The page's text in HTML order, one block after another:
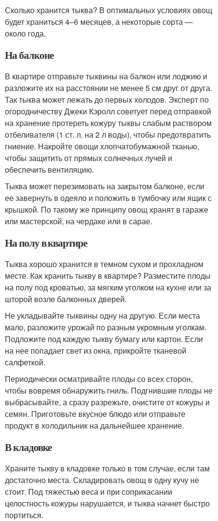
Сколько хранится тыква? В оптимальных условиях овощ
будет храниться 4–6 месяцев, а некоторые сорта —
около года.
На балконе
В квартире отправьте тыквины на балкон или лоджию и
разложите их на расстоянии не менее 5 см друг от друга.
Так тыква может лежать до первых холодов. Эксперт по
огородничеству Джеки Кэролл советует перед отправкой
на хранение протереть кожуру тыквы слабым раствором
отбеливателя (1 ст. л. на 2 л воды), чтобы предотвратить
гниение. Накройте овощи хлопчатобумажной тканью,
чтобы защитить от прямых солнечных лучей и
обеспечить вентиляцию.
Тыква может перезимовать на закрытом балконе, если
ее завернуть в одеяло и положить в тумбочку или ящик с
крышкой. По такому же принципу овощ хранят в гараже
или мастерской, на чердаке или в сарае.
На полу в квартире
Тыква хорошо хранится в темном сухом и прохладном
месте. Как хранить тыкву в квартире? Разместите плоды
на полу под кроватью, за мягким уголком на кухне или за
шторой возле балконных дверей.
Не укладывайте тыквины одну на другую. Если места
мало, разложите урожай по разным укромным уголкам.
Подложите под каждую тыкву бумагу или картон. Если
на нее попадает свет из окна, прикройте тканевой
салфеткой.
Периодически осматривайте плоды со всех сторон,
чтобы вовремя обнаружить гниль. Подгнившие плоды не
выбрасывайте, а сразу разрежьте, очистите от кожуры и
семян. Приготовьте вкусное блюдо или отправьте
продукт в холодильник на дальнейшее хранение.
В кладовке
Храните тыкву в кладовке только в том случае, если там
достаточно места. Складировать овощ в одну кучу не
стоит. Под тяжестью веса и при соприкасании
целостность кожуры нарушается, и тыква начнет быстро
портиться.